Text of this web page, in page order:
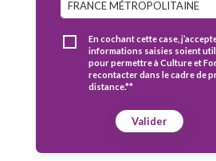
En cochant cette case,
informations saisies soient
pour permettre à Culture et
recontacter dans le cadre de
distance.**
Valider